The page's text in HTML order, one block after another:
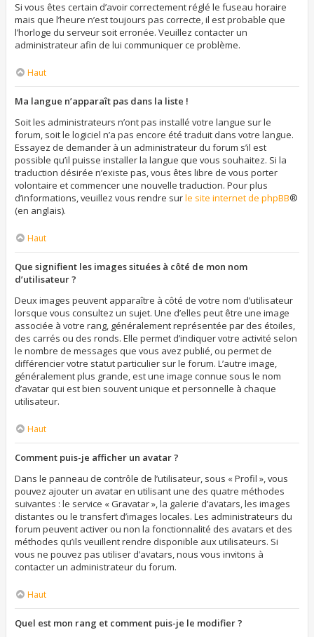
Si vous êtes certain d’avoir correctement réglé le fuseau horaire
mais que l’heure n’est toujours pas correcte, il est probable que
l’horloge du serveur soit erronée. Veuillez contacter un
administrateur afin de lui communiquer ce problème.
Haut
Ma langue n’apparaît pas dans la liste !
Soit les administrateurs n’ont pas installé votre langue sur le
forum, soit le logiciel n’a pas encore été traduit dans votre langue.
Essayez de demander à un administrateur du forum s’il est
possible qu’il puisse installer la langue que vous souhaitez. Si la
traduction désirée n’existe pas, vous êtes libre de vous porter
volontaire et commencer une nouvelle traduction. Pour plus
d’informations, veuillez vous rendre surle site internet de phpBB®
(en anglais).
Haut
Que signifient les images situées à côté de mon nom
d’utilisateur ?
Deux images peuvent apparaître à côté de votre nom d’utilisateur
lorsque vous consultez un sujet. Une d’elles peut être une image
associée à votre rang, généralement représentée par des étoiles,
des carrés ou des ronds. Elle permet d’indiquer votre activité selon
le nombre de messages que vous avez publié, ou permet de
différencier votre statut particulier sur le forum. L’autre image,
généralement plus grande, est une image connue sous le nom
d’avatar qui est bien souvent unique et personnelle à chaque
utilisateur.
Haut
Comment puis-je afficher un avatar ?
Dans le panneau de contrôle de l’utilisateur, sous « Profil », vous
pouvez ajouter un avatar en utilisant une des quatre méthodes
suivantes : le service « Gravatar », la galerie d’avatars, les images
distantes ou le transfert d’images locales. Les administrateurs du
forum peuvent activer ou non la fonctionnalité des avatars et des
méthodes qu’ils veuillent rendre disponible aux utilisateurs. Si
vous ne pouvez pas utiliser d’avatars, nous vous invitons à
contacter un administrateur du forum.
Haut
Quel est mon rang et comment puis-je le modifier ?